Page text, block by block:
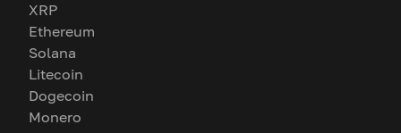
XRP
Ethereum
Solana
Litecoin
Dogecoin
Monero